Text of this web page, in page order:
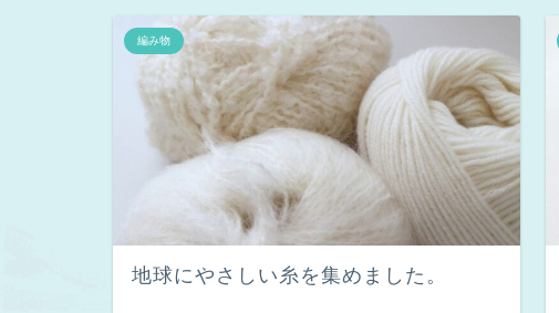
編み物
地球にやさしい糸を集めました。